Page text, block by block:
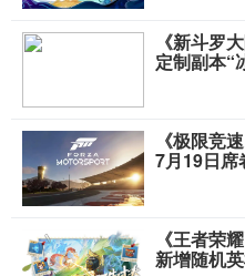
《新斗罗
定制副本“
《极限竞
7月19日席
《王者荣
新增随机